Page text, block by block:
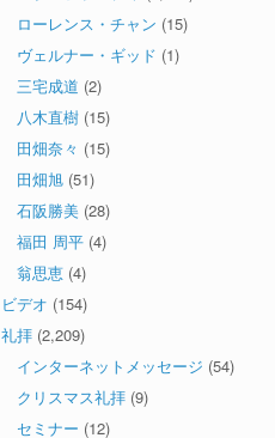
ローレンス・チャン (15)
ヴェルナー・ギッド (1)
三宅成道 (2)
八木直樹 (15)
田畑奈々 (15)
田畑旭 (51)
石阪勝美 (28)
福田 周平 (4)
翁思恵 (4)
ビデオ (154)
礼拝 (2,209)
インターネットメッセージ (54)
クリスマス礼拝 (9)
セミナー (12)